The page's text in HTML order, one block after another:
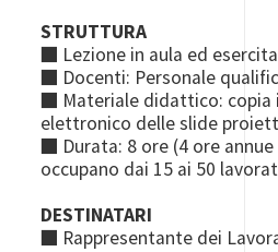
STRUTTURA
■ Lezione in aula ed
■ Docenti: Personale
■ Materiale didattico: copia
elettronico delle slide
■ Durata: 8 ore (4 ore annue
occupano dai 15 ai 50
DESTINATARI
■ Rappresentante dei